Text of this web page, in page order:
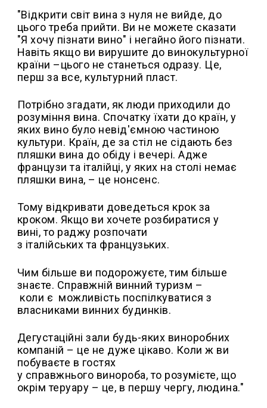
"Відкрити світ вина з нуля не вийде, до
цього треба прийти. Ви не можете сказати
"Я хочу пізнати вино" і негайно його пізнати.
Навіть якщо ви вирушите до винокультурної
країни –цього не станеться одразу. Це,
перш за все, культурний пласт.
Потрібно згадати, як люди приходили до
розуміння вина. Спочатку їхати до країн, у
яких вино було невід'ємною частиною
культури. Країн, де за стіл не сідають без
пляшки вина до обіду і вечері. Адже
французи та італійці, у яких на столі немає
пляшки вина, – це нонсенс.
Тому відкривати доведеться крок за
кроком. Якщо ви хочете розбиратися у
вині, то раджу розпочати
з італійських та французьких.
Чим більше ви подорожуєте, тим більше
знаєте. Справжній винний туризм –
коли є можливість поспілкуватися з
власниками винних будинків.
Дегустаційні зали будь-яких виноробних
компаній – це не дуже цікаво. Коли ж ви
побуваєте в гостях
у справжнього винороба, то розумієте, що
окрім теруару – це, в першу чергу, людина."